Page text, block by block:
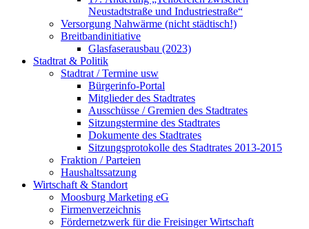
Neustadtstraße und Industriestraße“
Versorgung Nahwärme (nicht städtisch!)
Breitbandinitiative
Glasfaserausbau (2023)
Stadtrat & Politik
Stadtrat / Termine usw
Bürgerinfo-Portal
Mitglieder des Stadtrates
Ausschüsse / Gremien des Stadtrates
Sitzungstermine des Stadtrates
Dokumente des Stadtrates
Sitzungsprotokolle des Stadtrates 2013-2015
Fraktion / Parteien
Haushaltssatzung
Wirtschaft & Standort
Moosburg Marketing eG
Firmenverzeichnis
Fördernetzwerk für die Freisinger Wirtschaft